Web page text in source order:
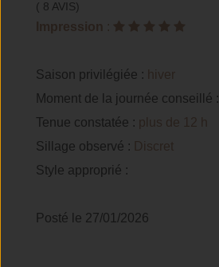
( 8 AVIS)
Impression :
Saison privilégiée : hiver
Moment de la journée conseillé :
Tenue constatée : plus de 12 h
Sillage observé : Discret
Style approprié :
Posté le 27/01/2026